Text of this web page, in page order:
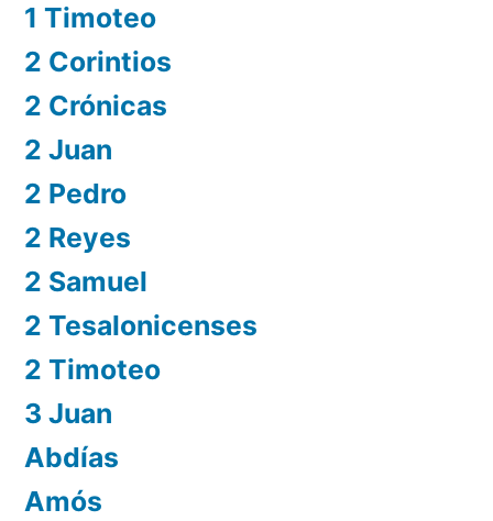
1 Timoteo
2 Corintios
2 Crónicas
2 Juan
2 Pedro
2 Reyes
2 Samuel
2 Tesalonicenses
2 Timoteo
3 Juan
Abdías
Amós